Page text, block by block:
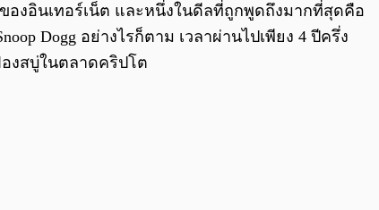
องอินเทอร์เน็ต และหนึ่งในดีลที่ถูกพูดถึงมากที่สุดคือ
Dogg อย่างไรก็ตาม เวลาผ่านไปเพียง 4 ปีครึ่ง
งสบู่ในตลาดคริปโต